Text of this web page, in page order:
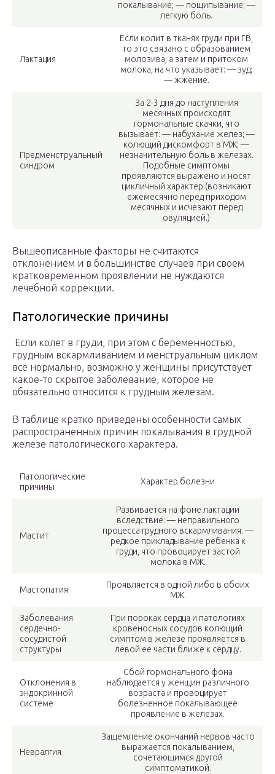
покалывание; — пощипывание; —
легкую боль.
Лактация
Если колит в тканях груди при ГВ,
то это связано с образованием
молозива, а затем и притоком
молока, на что указывает: — зуд;
— жжение.
Предменструальный
синдром
За 2-3 дня до наступления
месячных происходят
гормональные скачки, что
вызывает: — набухание желез; —
колющий дискомфорт в МЖ; —
незначительную боль в железах.
Подобные симптомы
проявляются выражено и носят
цикличный характер (возникают
ежемесячно перед приходом
месячных и исчезают перед
овуляцией.)
Вышеописанные факторы не считаются
отклонением и в большинстве случаев при своем
кратковременном проявлении не нуждаются
лечебной коррекции.
Патологические причины
Если колет в груди, при этом с беременностью,
грудным вскармливанием и менструальным циклом
все нормально, возможно у женщины присутствует
какое-то скрытое заболевание, которое не
обязательно относится к грудным железам.
В таблице кратко приведены особенности самых
распространенных причин покалывания в грудной
железе патологического характера.
Патологические
причины
Характер болезни
Мастит
Развивается на фоне лактации
вследствие: — неправильного
процесса грудного вскармливания. —
редкое прикладывание ребенка к
груди, что провоцирует застой
молока в МЖ.
Мастопатия
Проявляется в одной либо в обоих
МЖ.
Заболевания
сердечно-
сосудистой
структуры
При пороках сердца и патологиях
кровеносных сосудов колющий
симптом в железе проявляется в
левой ее части ближе к сердцу.
Отклонения в
эндокринной
системе
Сбой гормонального фона
наблюдается у женщин различного
возраста и провоцирует
болезненное покалывающее
проявление в железах.
Невралгия
Защемление окончаний нервов часто
выражается покалыванием,
сочетающимся другой
симптоматикой.